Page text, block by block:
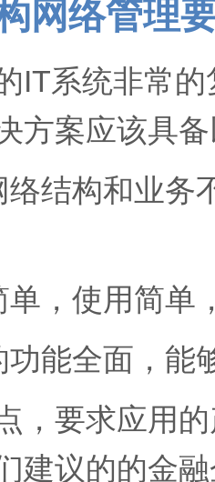
网络管理
IT系统非常
方案应该具
络结构和业务
，使用简单
能全面，能
，要求应用
建议的的金